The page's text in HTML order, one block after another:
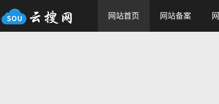
网站首页 网站备案